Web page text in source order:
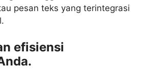
pesan teks yang terintegrasi
efisiensi